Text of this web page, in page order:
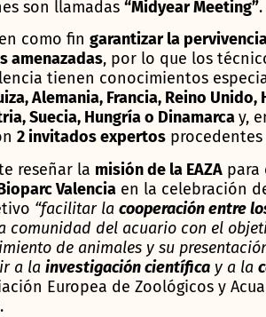
son llamadas “Midyear Meeting”.
como fin garantizar la
amenazadas, por lo que los
tienen conocimientos
Alemania, Francia, Reino Unido,
Suecia, Hungría o Dinamarcay,
2 invitados expertos procedentes
reseñar la misión de la EAZA para
Valencia en la celebración
“facilitar la cooperación entre
comunidad del acuario con el
de animales y su
a la investigación científica y a la
Europea de Zoológicos y